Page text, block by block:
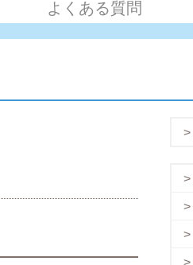
よくある質問